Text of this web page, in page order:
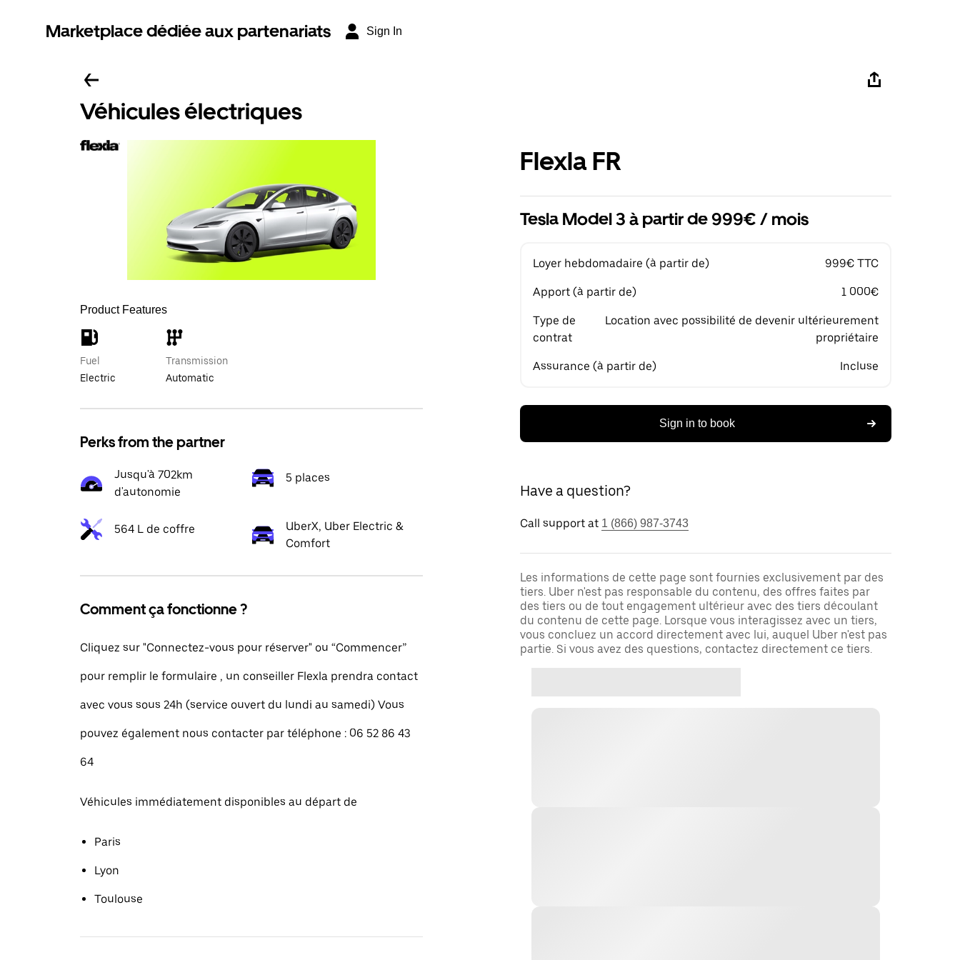
Marketplace dédiée aux partenariats Sign In
Véhicules électriques
Product Features
Fuel
Electric
Transmission
Automatic
Perks from the partner
Jusqu'à 702km
d'autonomie
5 places
564 L de coffre
UberX, Uber Electric &
Comfort
Comment ça fonctionne ?
Cliquez sur "Connectez-vous pour réserver" ou “Commencer”
pour remplir le formulaire , un conseiller Flexla prendra contact
avec vous sous 24h (service ouvert du lundi au samedi) Vous
pouvez également nous contacter par téléphone : 06 52 86 43
64
Véhicules immédiatement disponibles au départ de
Paris
Lyon
Toulouse
Flexla FR
Tesla Model 3 à partir de 999€ / mois
Loyer hebdomadaire (à partir de) 999€ TTC
Apport (à partir de) 1 000€
Type de
contrat
Location avec possibilité de devenir ultérieurement
propriétaire
Assurance (à partir de) Incluse
Sign in to book
Have a question?
Call support at 1 (866) 987-3743
Les informations de cette page sont fournies exclusivement par des
tiers. Uber n'est pas responsable du contenu, des offres faites par
des tiers ou de tout engagement ultérieur avec des tiers découlant
du contenu de cette page. Lorsque vous interagissez avec un tiers,
vous concluez un accord directement avec lui, auquel Uber n'est pas
partie. Si vous avez des questions, contactez directement ce tiers.